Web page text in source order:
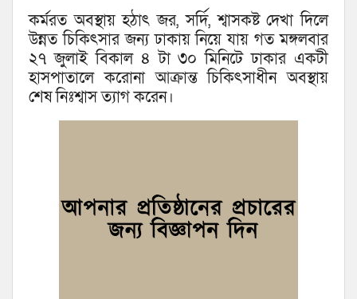
কর্মরত অবস্থায় হঠাৎ জর, সর্দি, শ্বাসকষ্ট দেখা দিলে
উন্নত চিকিৎসার জন্য ঢাকায় নিয়ে যায় গত মঙ্গলবার
২৭ জুলাই বিকাল ৪ টা ৩০ মিনিটে ঢাকার একটী
হাসপাতালে করোনা আক্রান্ত চিকিৎসাধীন অবস্থায়
শেষ নিঃশ্বাস ত্যাগ করেন।